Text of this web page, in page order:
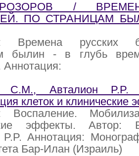
/
ПО СТРАНИЦАМ
Времена русских
былин - в глубь
Аннотация:
С.М., Авталион P.P.
клеток и клинические
Воспаление.
эффекты. Автор:
Аннотация:
Бар-Илан (Израиль)